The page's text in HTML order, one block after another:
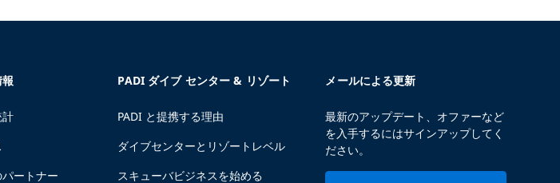
ートナー
PADI ダイブ センター & リゾート
PADI と提携する理由
ダイブセンターとリゾートレベル
スキューバビジネスを始める
メールによる更新
最新のアップデート、オファーなど
を入手するにはサインアップしてく
ださい。